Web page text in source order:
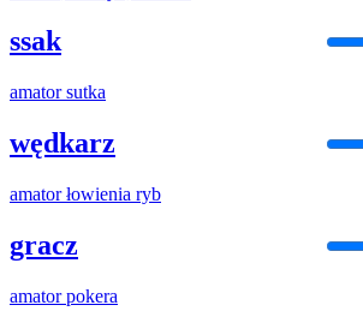
ssak
amatorsutka
wędkarz
amatorłowienia ryb
gracz
amatorpokera